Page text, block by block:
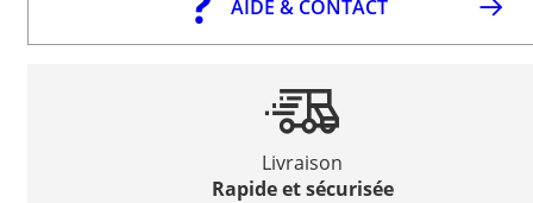
AIDE & CONTACT
Livraison
Rapide et sécurisée